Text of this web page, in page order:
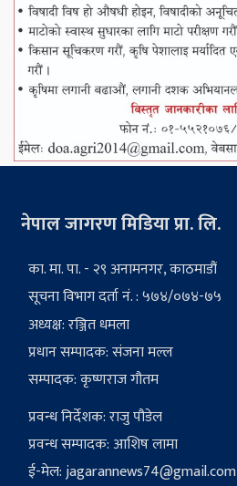
नेपाल जागरण मिडिया प्रा. लि.
का. मा. पा. - २९ अनामनगर, काठमाडौं
सूचना विभाग दर्ता नं. : ५७४/०७४-७५
अध्यक्ष: रञ्जित धमला
प्रधान सम्पादक: संजना मल्ल
सम्पादक: कृष्णराज गौतम
प्रवन्ध निर्देशक: राजु पौडेल
प्रवन्ध सम्पादक: आशिष लामा
ई-मेल:jagarannews74@gmail.com